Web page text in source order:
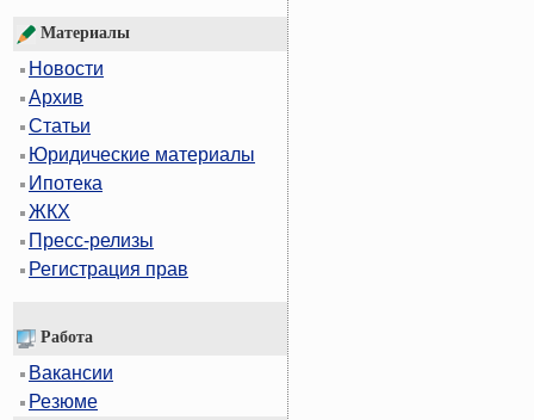
Материалы
Новости
Архив
Статьи
Юридические материалы
Ипотека
ЖКХ
Пресс-релизы
Регистрация прав
Работа
Вакансии
Резюме